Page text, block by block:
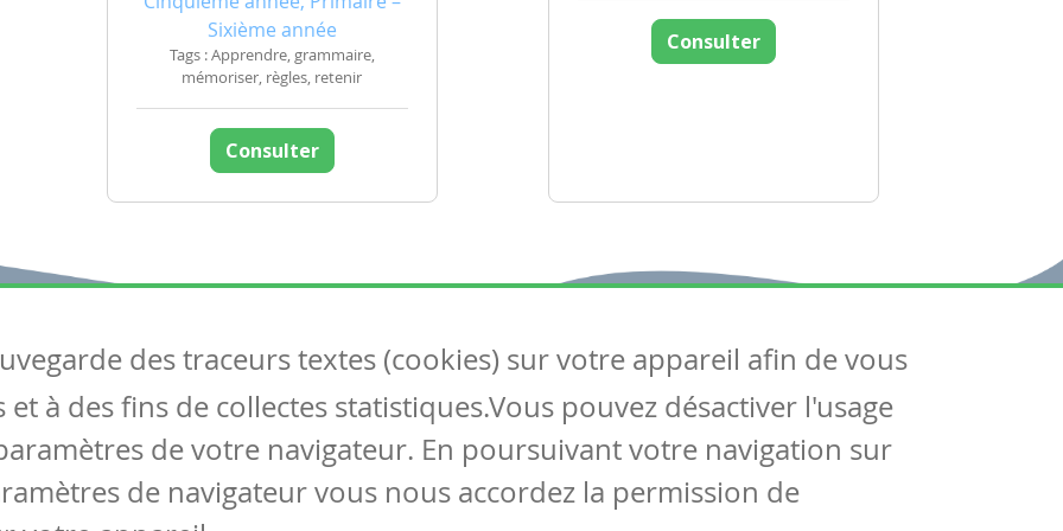
Sixième année
Tags : Apprendre, grammaire,
mémoriser, règles, retenir
Consulter
Consulter
Articles
Tous les articles
Articles DYS
Circulaires
Suivez-nous
Contactez-nous
Soutien scolaire
des traceurs textes (cookies) sur votre appareil afin de vous
à des fins de collectes statistiques.Vous pouvez désactiver l'usage
de votre navigateur. En poursuivant votre navigation sur
de navigateur vous nous accordez la permission de